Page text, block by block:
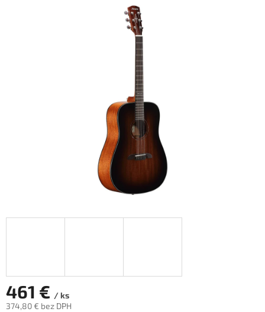
461 € / ks
374,80 € bez DPH